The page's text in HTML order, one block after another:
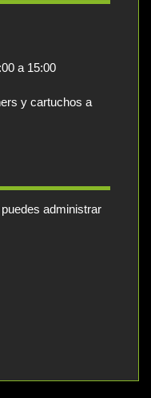
a 15:00
y cartuchos a
administrar